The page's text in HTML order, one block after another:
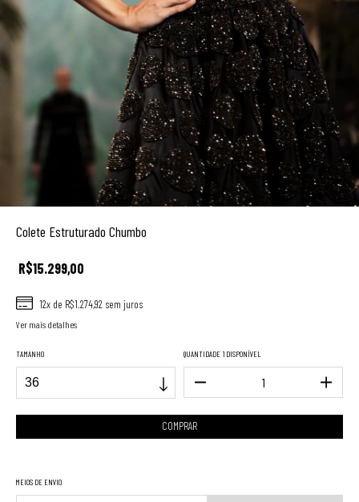
Colete Estruturado Chumbo
R$15.299,00
12x de R$1.274,92sem juros
Ver mais detalhes
TAMANHO QUANTIDADE 1 DISPONÍVEL
MEIOS DE ENVIO